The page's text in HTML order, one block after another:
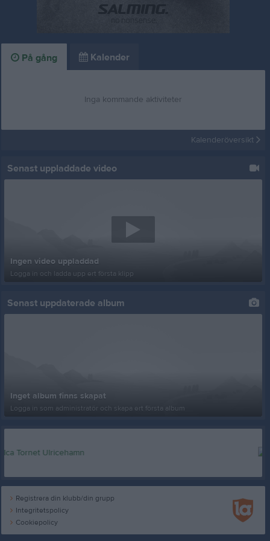
På gång Kalender
Inga kommande aktiviteter
Kalenderöversikt
Senast uppladdade video
Ingen video uppladdad
Logga in och ladda upp ert första klipp
Senast uppdaterade album
Inget album finns skapat
Logga in som administratör och skapa ert första album
Registrera din klubb/din grupp
Integritetspolicy
Cookiepolicy